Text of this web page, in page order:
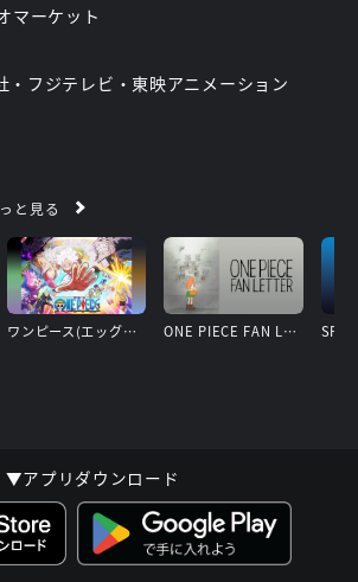
マーケット
・フジテレビ・東映アニメーション
と見る
ワンピース(エッグヘッド編) ② ONE PIECE FAN LETTER
▼アプリダウンロード